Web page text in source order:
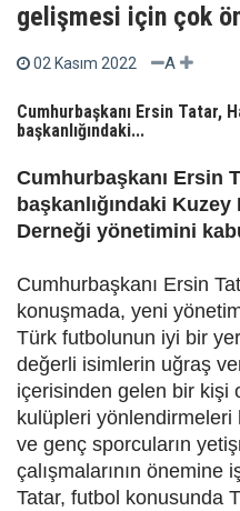
gelişmesi için çok
02 Kasım 2022 A
Cumhurbaşkanı Ersin Tatar,
başkanlığındaki...
Cumhurbaşkanı Ersin
başkanlığındaki
Derneği yönetimini
Cumhurbaşkanı Ersin
konuşmada, yeni
Türk futbolunun iyi bir
değerli isimlerin uğraş
içerisinden gelen bir kişi
kulüpleri yönlendirmeleri
ve genç sporcuların
çalışmalarının önemine
Tatar, futbol konusunda